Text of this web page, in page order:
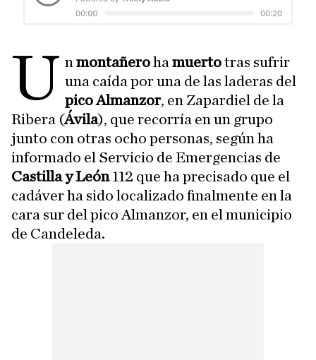
U nmontañerohamuertotras sufrir
una caída por una de las laderas del
pico Almanzor, en Zapardiel de la
Ribera (Ávila), que recorría en un grupo
junto con otras ocho personas, según ha
informado el Servicio de Emergencias de
Castilla y León112 que ha precisado que el
cadáver ha sido localizado finalmente en la
cara sur del pico Almanzor, en el municipio
de Candeleda.